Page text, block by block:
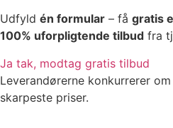
Udfyld én formular – få gratis
100% uforpligtende tilbud fra
Ja tak, modtag gratis tilbud
Leverandørerne konkurrerer
skarpeste priser.